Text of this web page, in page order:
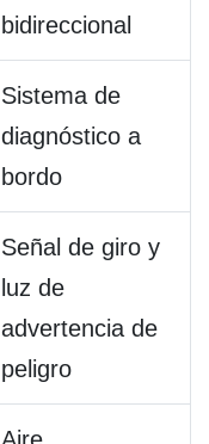
bidireccional
Sistema de
diagnóstico a
bordo
Señal de giro y
luz de
advertencia de
peligro